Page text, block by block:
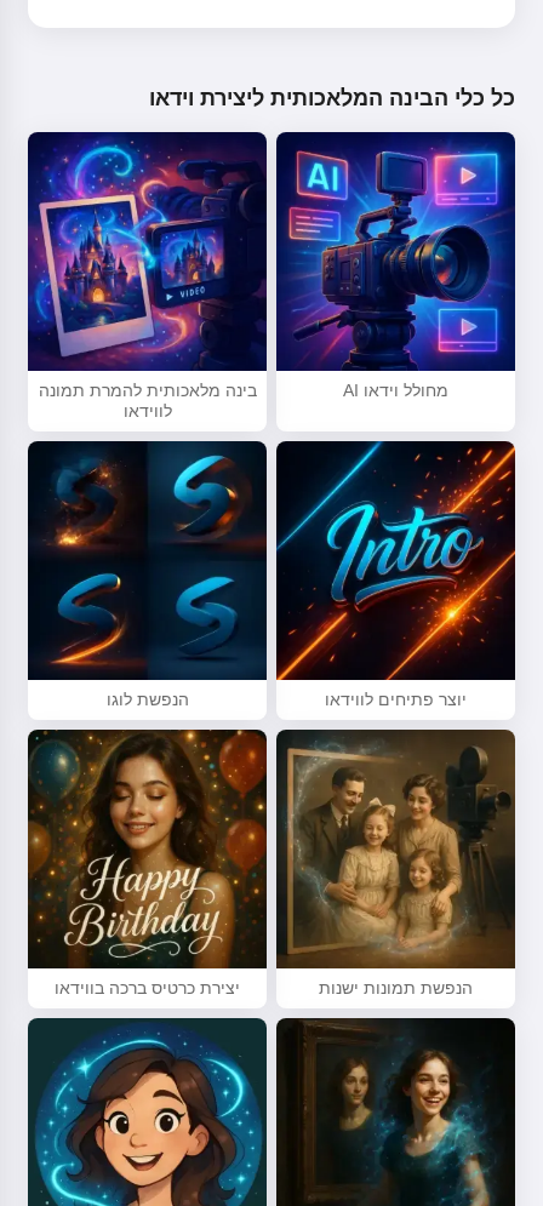
כל כלי הבינה המלאכותית ליצירת וידאו
מחולל וידאו AI בינה מלאכותית להמרת תמונה
לווידאו
יוצר פתיחים לווידאו הנפשת לוגו
הנפשת תמונות ישנות יצירת כרטיס ברכה בווידאו